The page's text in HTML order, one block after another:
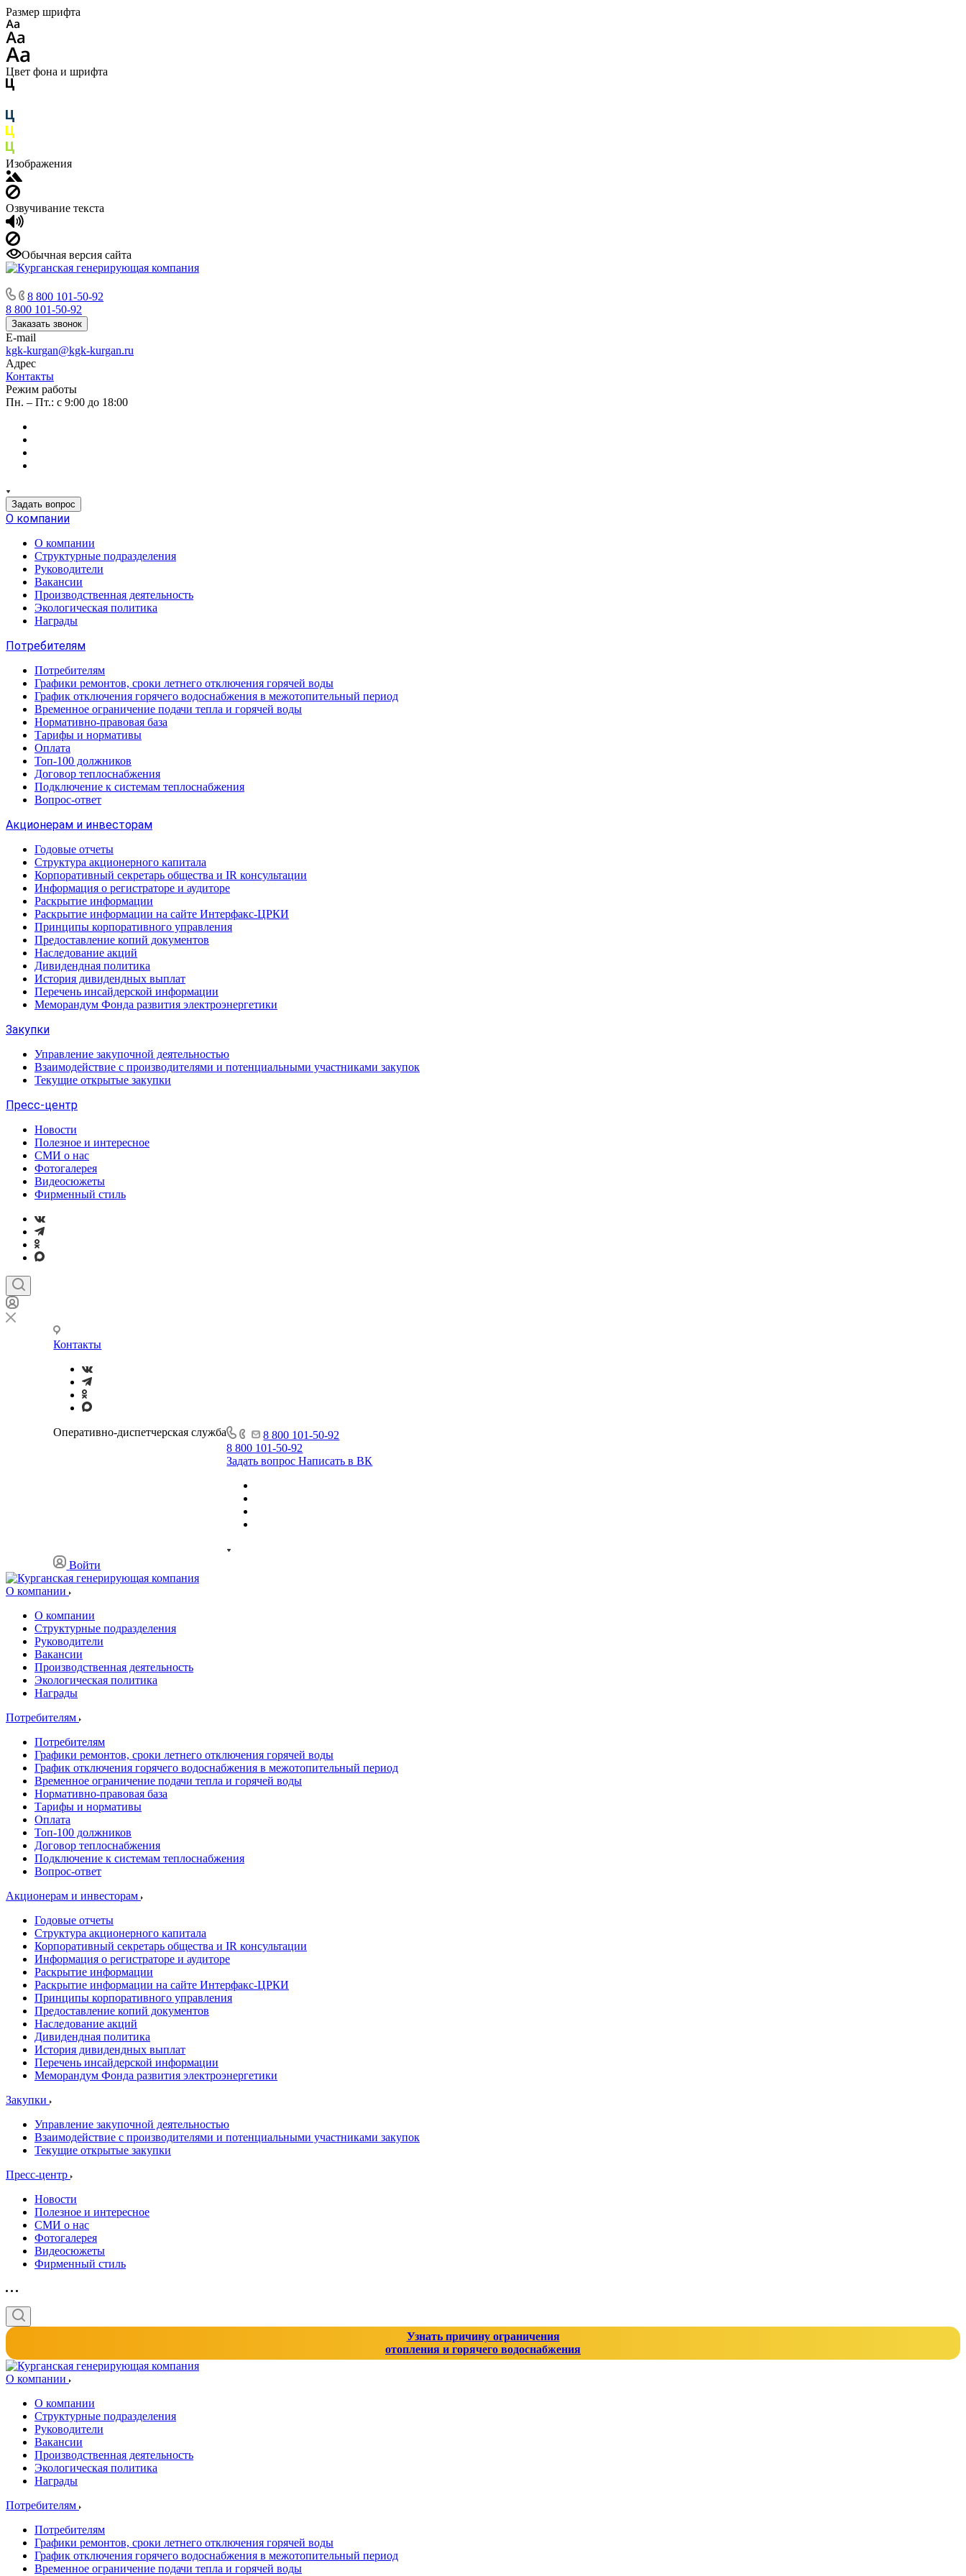
Размер шрифта
Цвет фона и шрифта
Изображения
Озвучивание текста
Обычная версия сайта
8 800 101-50-92
8 800 101-50-92
Заказать звонок
E-mail
kgk-kurgan@kgk-kurgan.ru
Адрес
Контакты
Режим работы
Пн. – Пт.: с 9:00 до 18:00
Задать вопрос
О компании
О компании
Структурные подразделения
Руководители
Вакансии
Производственная деятельность
Экологическая политика
Награды
Потребителям
Потребителям
Графики ремонтов, сроки летнего отключения горячей воды
График отключения горячего водоснабжения в межотопительный период
Временное ограничение подачи тепла и горячей воды
Нормативно-правовая база
Тарифы и нормативы
Оплата
Топ-100 должников
Договор теплоснабжения
Подключение к системам теплоснабжения
Вопрос-ответ
Акционерам и инвесторам
Годовые отчеты
Структура акционерного капитала
Корпоративный секретарь общества и IR консультации
Информация о регистраторе и аудиторе
Раскрытие информации
Раскрытие информации на сайте Интерфакс-ЦРКИ
Принципы корпоративного управления
Предоставление копий документов
Наследование акций
Дивидендная политика
История дивидендных выплат
Перечень инсайдерской информации
Меморандум Фонда развития электроэнергетики
Закупки
Управление закупочной деятельностью
Взаимодействие с производителями и потенциальными участниками закупок
Текущие открытые закупки
Пресс-центр
Новости
Полезное и интересное
СМИ о нас
Фотогалерея
Видеосюжеты
Фирменный стиль
Контакты
Оперативно-диспетчерская служба
8 800 101-50-92
8 800 101-50-92
Задать вопрос Написать в ВК
Войти
О компании
О компании
Структурные подразделения
Руководители
Вакансии
Производственная деятельность
Экологическая политика
Награды
Потребителям
Потребителям
Графики ремонтов, сроки летнего отключения горячей воды
График отключения горячего водоснабжения в межотопительный период
Временное ограничение подачи тепла и горячей воды
Нормативно-правовая база
Тарифы и нормативы
Оплата
Топ-100 должников
Договор теплоснабжения
Подключение к системам теплоснабжения
Вопрос-ответ
Акционерам и инвесторам
Годовые отчеты
Структура акционерного капитала
Корпоративный секретарь общества и IR консультации
Информация о регистраторе и аудиторе
Раскрытие информации
Раскрытие информации на сайте Интерфакс-ЦРКИ
Принципы корпоративного управления
Предоставление копий документов
Наследование акций
Дивидендная политика
История дивидендных выплат
Перечень инсайдерской информации
Меморандум Фонда развития электроэнергетики
Закупки
Управление закупочной деятельностью
Взаимодействие с производителями и потенциальными участниками закупок
Текущие открытые закупки
Пресс-центр
Новости
Полезное и интересное
СМИ о нас
Фотогалерея
Видеосюжеты
Фирменный стиль
Узнать причину ограничения
отопления и горячего водоснабжения
О компании
О компании
Структурные подразделения
Руководители
Вакансии
Производственная деятельность
Экологическая политика
Награды
Потребителям
Потребителям
Графики ремонтов, сроки летнего отключения горячей воды
График отключения горячего водоснабжения в межотопительный период
Временное ограничение подачи тепла и горячей воды